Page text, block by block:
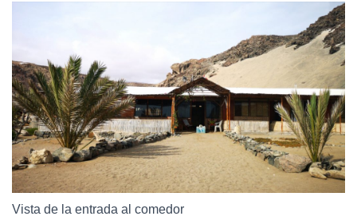
Vista de la entrada al comedor